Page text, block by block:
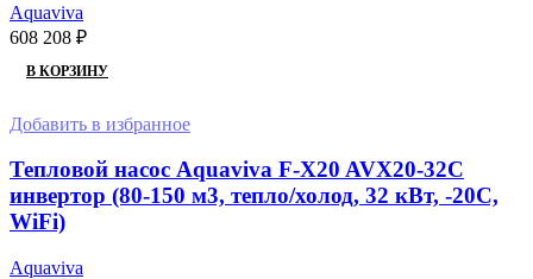
Aquaviva
608 208 ₽
В КОРЗИНУ
Добавить в избранное
Тепловой насос Aquaviva F-X20 AVX20-32C
инвертор (80-150 м3, тепло/холод, 32 кВт, -20С,
WiFi)
Aquaviva